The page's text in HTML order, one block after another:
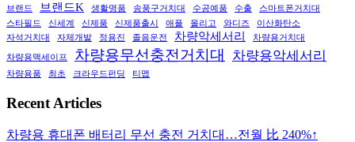
브랜드 브랜드K 생활명품 송풍구거치대 수공예품 수출
스마트폰거치대
스타필드
신세계 신제품 신제품출시 애플 올리고 와디즈
이산화탄소
자석거치대
자체개발 정용진 졸음운전 차량악세서리 차량용거치대
차량용맥세이프 차량용무선충전거치대 차량용악세서리
차량용품 최초 크라우드펀딩 티맵
Recent Articles
차량용 휴대폰 배터리 무선 충전 거치대…전월 比 240%↑